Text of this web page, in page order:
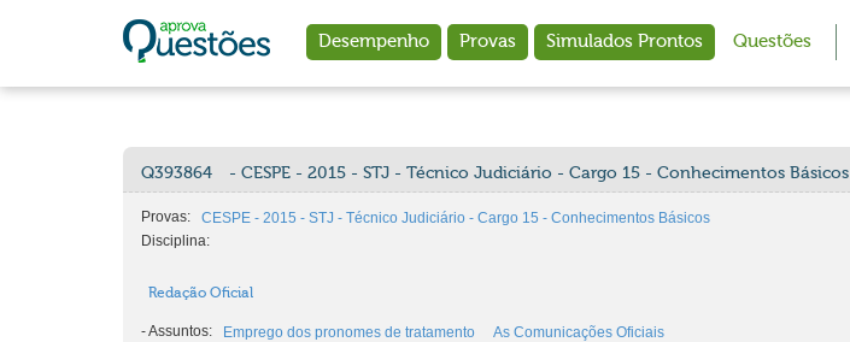
Desempenho Provas Simulados Prontos Questões
Q393864 - CESPE - 2015 - STJ - Técnico Judiciário - Cargo 15 - Conhecimentos Básicos
Provas:
CESPE - 2015 - STJ - Técnico Judiciário - Cargo 15 - Conhecimentos Básicos
Disciplina:
Redação Oficial
-Assuntos: Emprego dos pronomes de tratamento As Comunicações Oficiais